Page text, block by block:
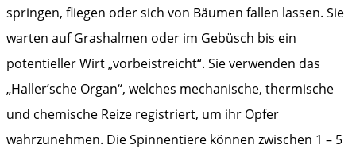
springen, fliegen oder sich von Bäumen fallen lassen. Sie
warten auf Grashalmen oder im Gebüsch bis ein
potentieller Wirt „vorbeistreicht“. Sie verwenden das
„Haller’sche Organ“, welches mechanische, thermische
und chemische Reize registriert, um ihr Opfer
wahrzunehmen. Die Spinnentiere können zwischen 1 – 5